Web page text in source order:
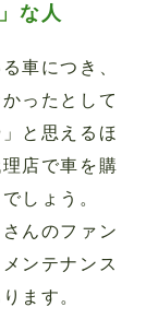
な人
車につき、
ったとして
と思えるほ
店で車を購
しょう。
んのファン
ンテナンス
ます。